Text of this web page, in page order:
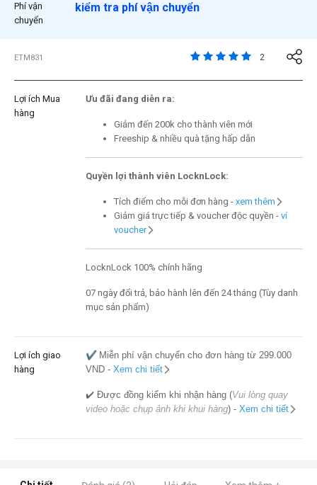
Phí vận
chuyển
kiểm tra phí vận chuyển
ETM831 4,6 trên đánh giá của
2
Lợi ích Mua
hàng
Ưu đãi đang diễn ra:
Giảm đến 200k cho thành viên mới
Freeship & nhiều quà tặng hấp dẫn
Quyền lợi thành viên LocknLock:
Tích điểm cho mỗi đơn hàng - xem thêm
Giảm giá trực tiếp & voucher độc quyền - ví
voucher
LocknLock 100% chính hãng
07 ngày đổi trả, bảo hành lên đến 24 tháng (Tùy danh
mục sản phẩm)
Lợi ích giao
hàng
✔️ Miễn phí vận chuyển cho đơn hàng từ 299.000
VND - Xem chi tiết
✔️ Được đồng kiểm khi nhận hàng (Vui lòng quay
video hoặc chụp ảnh khi khui hàng) - Xem chi tiết